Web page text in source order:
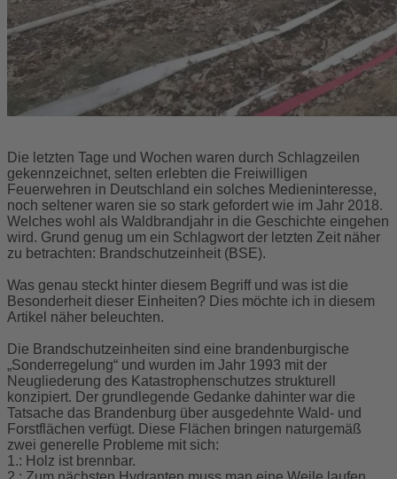
Die letzten Tage und Wochen waren durch Schlagzeilen
gekennzeichnet, selten erlebten die Freiwilligen
Feuerwehren in Deutschland ein solches Medieninteresse,
noch seltener waren sie so stark gefordert wie im Jahr 2018.
Welches wohl als Waldbrandjahr in die Geschichte eingehen
wird. Grund genug um ein Schlagwort der letzten Zeit näher
zu betrachten: Brandschutzeinheit (BSE).
Was genau steckt hinter diesem Begriff und was ist die
Besonderheit dieser Einheiten? Dies möchte ich in diesem
Artikel näher beleuchten.
Die Brandschutzeinheiten sind eine brandenburgische
„Sonderregelung“ und wurden im Jahr 1993 mit der
Neugliederung des Katastrophenschutzes strukturell
konzipiert. Der grundlegende Gedanke dahinter war die
Tatsache das Brandenburg über ausgedehnte Wald- und
Forstflächen verfügt. Diese Flächen bringen naturgemäß
zwei generelle Probleme mit sich:
1.: Holz ist brennbar.